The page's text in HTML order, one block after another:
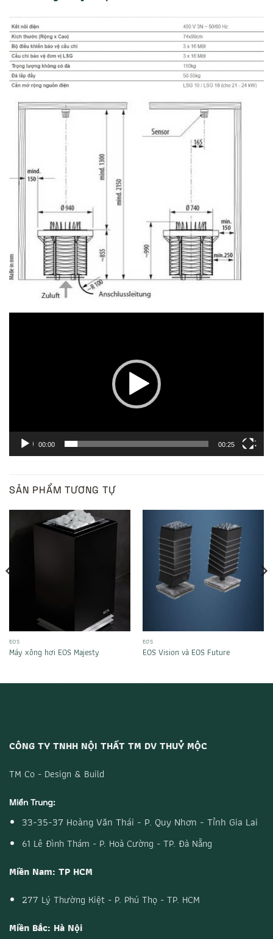
00:00 00:25
SẢN PHẨM TƯƠNG TỰ
EOS
Máy xông hơi EOS Majesty
EOS
EOS Vision và EOS Future
CÔNG TY TNHH NỘI THẤT TM DV THUỶ MỘC
TM Co - Design & Build
Miền Trung:
33-35-37 Hoàng Văn Thái - P. Quy Nhơn - Tỉnh Gia Lai
61 Lê Đình Thám - P. Hoà Cường - TP. Đà Nẵng
Miền Nam: TP HCM
277 Lý Thường Kiệt - P. Phú Thọ - TP. HCM
Miền Bắc: Hà Nội